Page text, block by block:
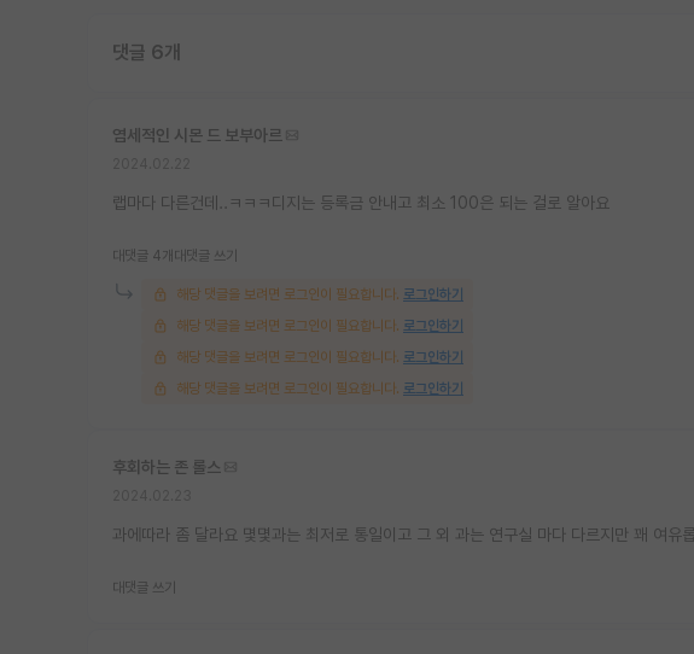
댓글 6개
염세적인 시몬 드 보부아르
랩마다 다른건데..ㅋㅋㅋ디지는 등록금 안내고 최소 100은 되는 걸로 알아요
대댓글 4개 대댓글 쓰기
해당 댓글을 보려면 로그인이 필요합니다. 로그인하기
해당 댓글을 보려면 로그인이 필요합니다. 로그인하기
해당 댓글을 보려면 로그인이 필요합니다. 로그인하기
해당 댓글을 보려면 로그인이 필요합니다. 로그인하기
후회하는 존 롤스
과에따라 좀 달라요 몇몇과는 최저로 통일이고 그 외 과는 연구실 마다 다르지만 꽤 여유
대댓글 쓰기